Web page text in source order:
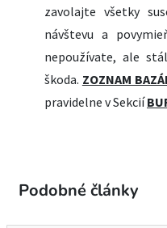
zavolajte všetky
návštevu a
nepoužívate, ale
škoda. ZOZNAM
pravidelne v Sekcií
Podobné články